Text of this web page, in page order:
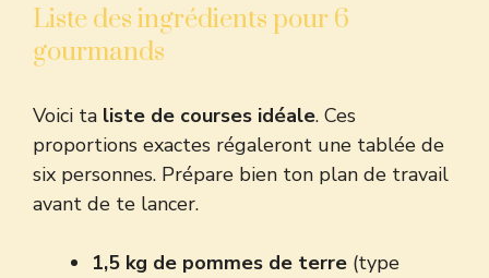
Liste des ingrédients pour 6
gourmands
Voici ta liste de courses idéale. Ces
proportions exactes régaleront une tablée de
six personnes. Prépare bien ton plan de travail
avant de te lancer.
1,5 kg de pommes de terre (type